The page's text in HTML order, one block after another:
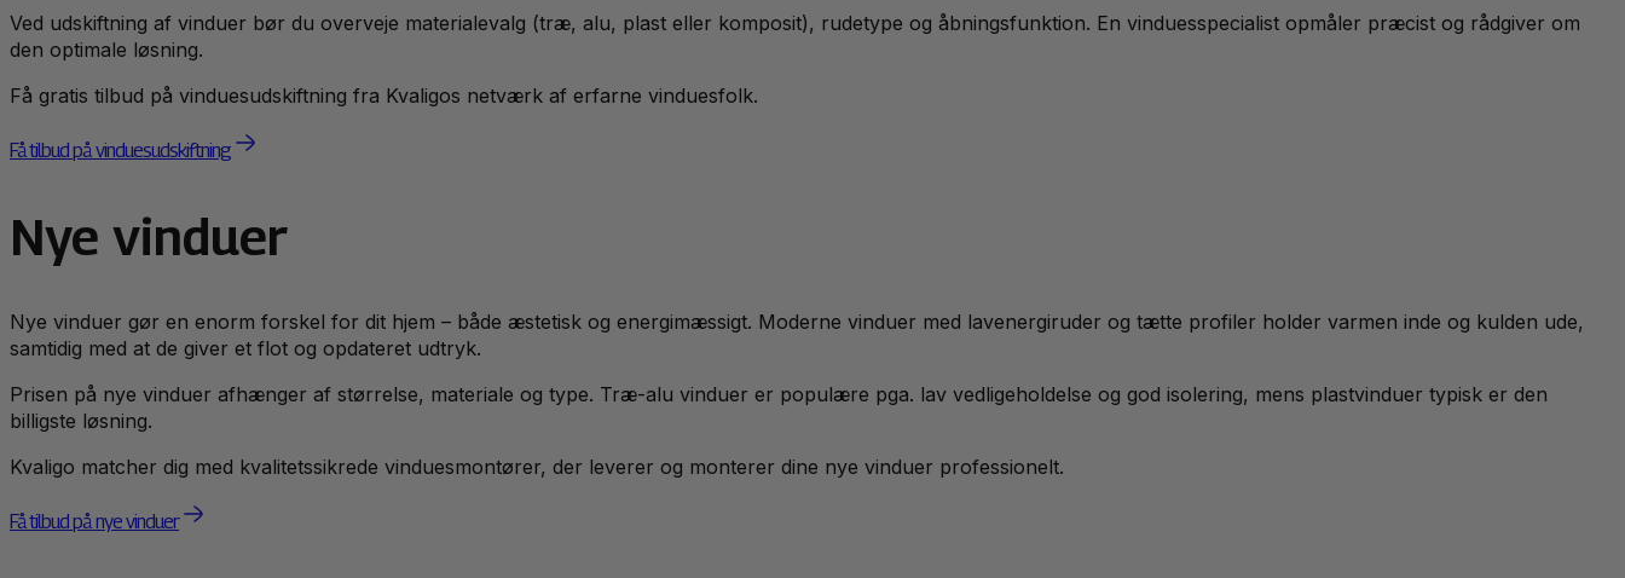
Ved udskiftning af vinduer bør du overveje materialevalg (træ, alu, plast eller komposit), rudetype og åbningsfunktion. En vinduesspecialist opmåler præcist og rådgiver om
den optimale løsning.
Få gratis tilbud på vinduesudskiftning fra Kvaligos netværk af erfarne vinduesfolk.
Få tilbud på vinduesudskiftning
Nye vinduer
Nye vinduer gør en enorm forskel for dit hjem – både æstetisk og energimæssigt. Moderne vinduer med lavenergiruder og tætte profiler holder varmen inde og kulden ude,
samtidig med at de giver et flot og opdateret udtryk.
Prisen på nye vinduer afhænger af størrelse, materiale og type. Træ-alu vinduer er populære pga. lav vedligeholdelse og god isolering, mens plastvinduer typisk er den
billigste løsning.
Kvaligo matcher dig med kvalitetssikrede vinduesmontører, der leverer og monterer dine nye vinduer professionelt.
Få tilbud på nye vinduer